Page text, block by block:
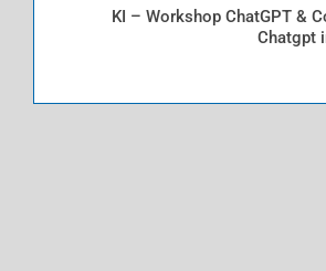
KI – Workshop ChatGPT &
Chatgpt